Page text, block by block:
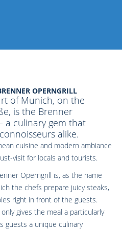
OPERNGRILL
of Munich, on the
is the Brenner
culinary gem that
alike.
cuisine and modern ambiance
visit for locals and tourists.
Operngrill is, as the name
the chefs prepare juicy steaks,
right in front of the guests.
gives the meal a particularly
guests a unique culinary